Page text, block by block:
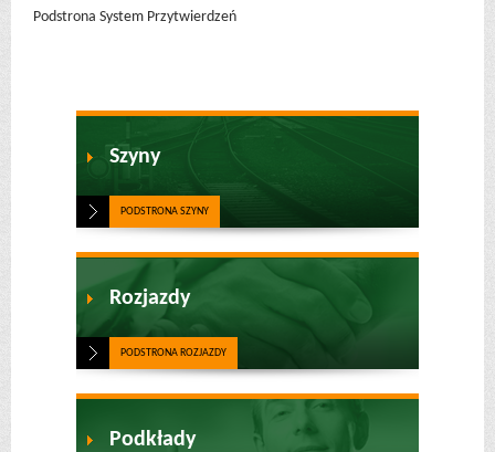
Podstrona System Przytwierdzeń
Szyny
PODSTRONA SZYNY
Rozjazdy
PODSTRONA ROZJAZDY
Podkłady